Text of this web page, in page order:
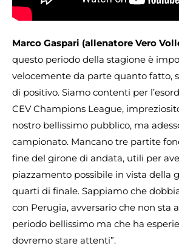
Marco Gaspari (allenatore Vero
questo periodo della stagione è
velocemente da parte quanto fatto,
di positivo. Siamo contenti per
CEV Champions League,
nostro bellissimo pubblico, ma
campionato. Mancano tre partite
fine del girone di andata, utili per
piazzamento possibile in vista della
quarti di finale. Sappiamo che
con Perugia, avversario che non sta
periodo bellissimo ma che ha
dovremo stare attenti”.